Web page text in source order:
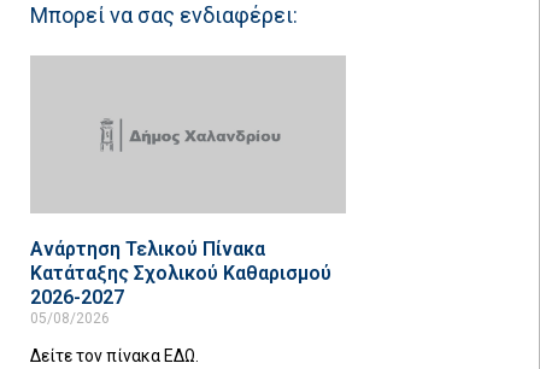
Μπορεί να σας ενδιαφέρει:
Ανάρτηση Τελικού Πίνακα
Κατάταξης Σχολικού Καθαρισμού
2026-2027
05/08/2026
Δείτε τον πίνακα ΕΔΩ.